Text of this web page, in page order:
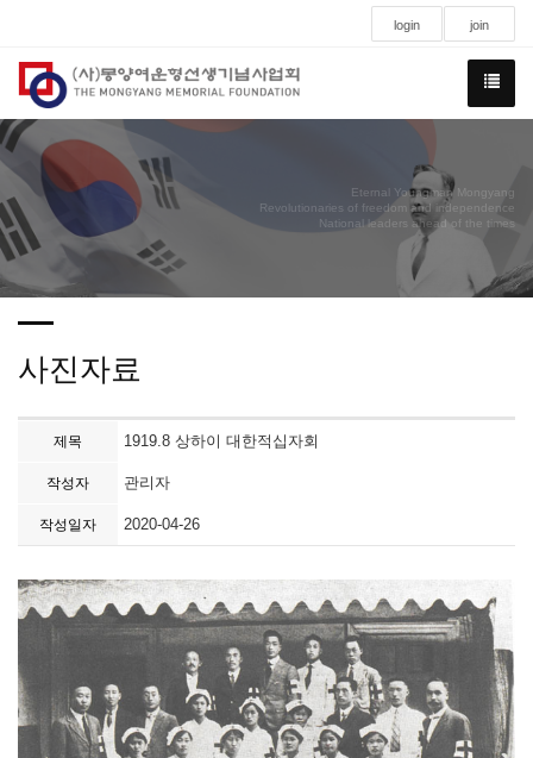
login join
Eternal Youngman Mongyang
Revolutionaries of freedom and independence
National leaders ahead of the times
사진자료
제목 1919.8 상하이 대한적십자회
작성자 관리자
작성일자 2020-04-26